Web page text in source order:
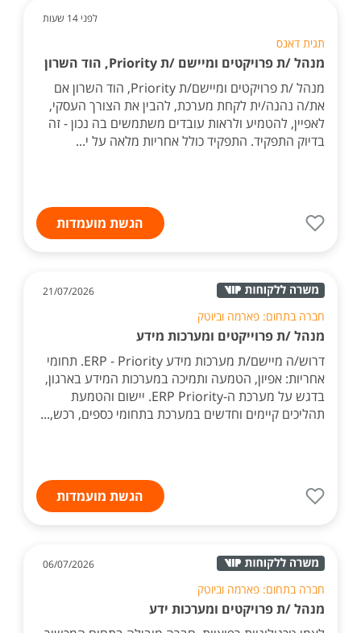
לפני 14 שעות
תגית דאנס
מנהל /ת פרויקטים ומיישם /ת Priority, הוד השרון
מנהל /ת פרויקטים ומיישם/ת Priority, הוד השרון אם
את/ה נהנה/ית לקחת מערכת, להבין את הצורך העסקי,
לאפיין, להטמיע ולראות עובדים משתמשים בה נכון - זה
בדיוק התפקיד. התפקיד כולל אחריות מלאה על י...
הגשת מועמדות
21/07/2026
חברה בתחום: פארמה וביוטק
מנהל /ת פרוייקטים ומערכות מידע
דרוש/ה מיישם/ת מערכות מידע ERP - Priority. תחומי
אחריות: אפיון, הטמעה ותמיכה במערכות המידע בארגון,
בדגש על מערכת ה-ERP Priority. יישום והטמעת
תהליכים קיימים וחדשים במערכת בתחומי כספים, רכש,...
הגשת מועמדות
06/07/2026
חברה בתחום: פארמה וביוטק
מנהל /ת פרויקטים ומערכות ידע